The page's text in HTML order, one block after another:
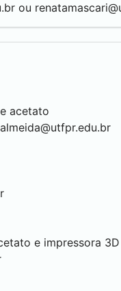
ou
acetato
e impressora 3D